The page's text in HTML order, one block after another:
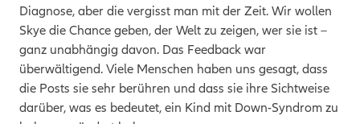
Diagnose, aber die vergisst man mit der Zeit. Wir wollen
Skye die Chance geben, der Welt zu zeigen, wer sie ist –
ganz unabhängig davon. Das Feedback war
überwältigend. Viele Menschen haben uns gesagt, dass
die Posts sie sehr berühren und dass sie ihre Sichtweise
darüber, was es bedeutet, ein Kind mit Down-Syndrom zu